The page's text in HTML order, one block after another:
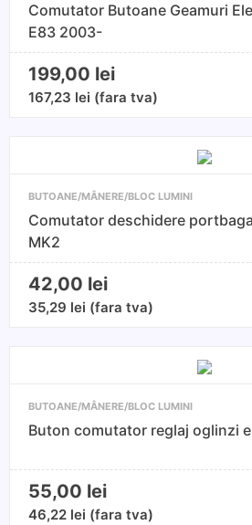
Comutator Butoane Geamuri
E83 2003-
199,00 lei
167,23 lei (fara tva)
BUTOANE/MÂNERE/BLOC LUMINI
Comutator deschidere
MK2
42,00 lei
35,29 lei (fara tva)
BUTOANE/MÂNERE/BLOC LUMINI
Buton comutator reglaj oglinzi
55,00 lei
46,22 lei (fara tva)